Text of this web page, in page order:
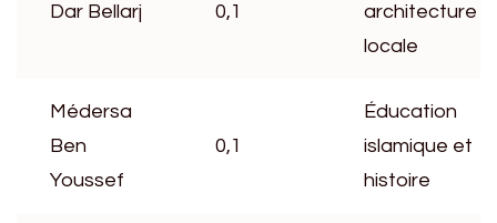
Dar Bellarj 0,1
architecture
locale
Médersa
Ben
Youssef
0,1
Éducation
islamique et
histoire